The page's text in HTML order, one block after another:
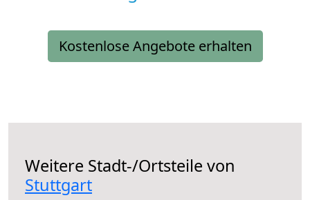
Kostenlose Angebote erhalten
Weitere Stadt-/Ortsteile von
Stuttgart